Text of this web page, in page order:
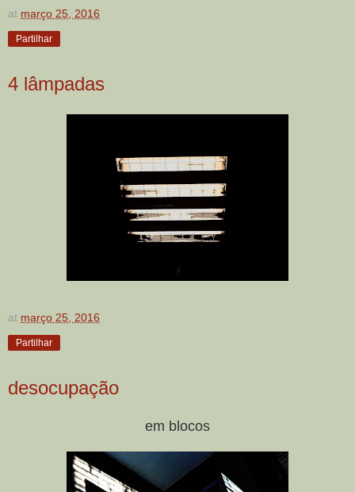
at março 25, 2016
Partilhar
4 lâmpadas
at março 25, 2016
Partilhar
desocupação
em blocos